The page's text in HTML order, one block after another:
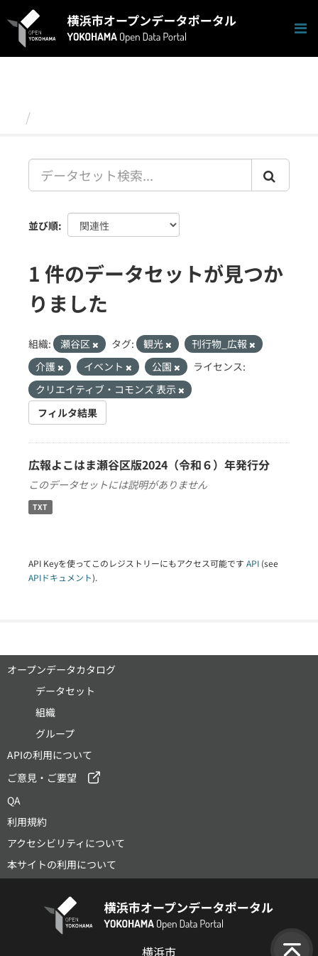
キ
並び順
1 件のデータセットが見つか
りました
組織: 瀬谷区 タグ: 観光
刊行物_広報
介護
イベント 公園
ライセンス:
クリエイティブ・コモンズ 表示
フィルタ結果
広報よこはま瀬谷区版2024（令和６）年発行分
このデータセットには説明がありません
TXT
API Keyを使ってこのレジストリーにもアクセス可能です API (see
APIドキュメント).
オープンデータカタログ
データセット
組織
グループ
APIの利用について
ご意見・ご要望
QA
利用規約
アクセシビリティについて
本サイトの利用について
横浜市